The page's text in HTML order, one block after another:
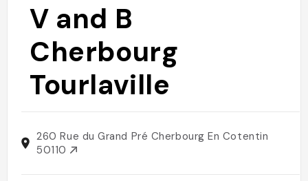
V and B
Cherbourg
Tourlaville
260 Rue du Grand Pré Cherbourg En Cotentin
50110